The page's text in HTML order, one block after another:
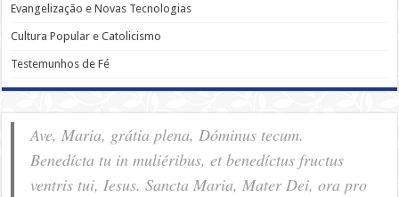
Evangelização e Novas Tecnologias
Cultura Popular e Catolicismo
Testemunhos de Fé
Ave, Maria, grátia plena, Dóminus tecum.
Benedícta tu in muliéribus, et benedíctus fructus
ventris tui, Iesus. Sancta Maria, Mater Dei, ora pro